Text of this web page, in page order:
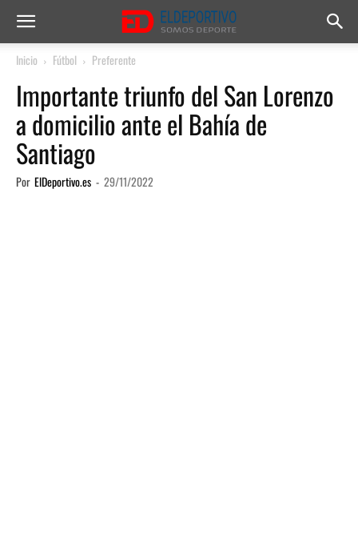
Inicio Fútbol Preferente
Importante triunfo del San Lorenzo
a domicilio ante el Bahía de
Santiago
Por ElDeportivo.es - 29/11/2022